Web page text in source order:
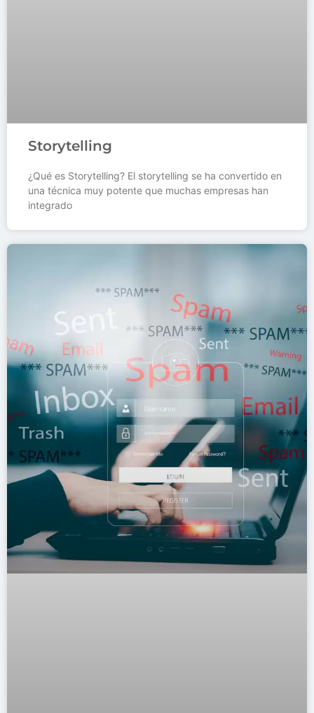
Storytelling
¿Qué es Storytelling? El storytelling se ha convertido en
una técnica muy potente que muchas empresas han
integrado